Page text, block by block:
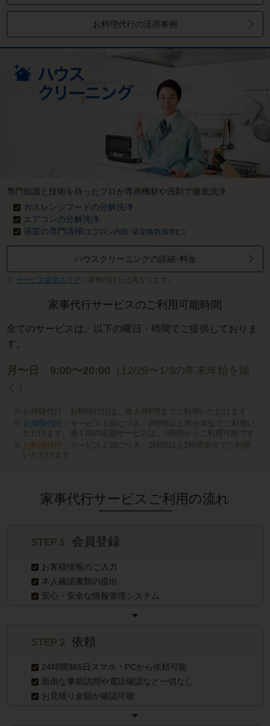
お料理代行の活用事例
専門知識と技術を持ったプロが専用機材や洗剤で徹底洗浄
ガスレンジフードの分解洗浄
エアコンの分解洗浄
浴室の専門清掃(エプロン内部･浴室換気扇含む)
ハウスクリーニングの詳細･料金
サービス提供エリア （家事代行とは異なります）
家事代行サービスのご利用可能時間
全てのサービスは、以下の曜日・時間でご提供しておりま
す。
月〜日 9:00〜20:00 （12/29〜1/3の年末年始を除
く）
お掃除代行・お料理代行は、最大4時間までご利用いただけます
お掃除代行 ：サービス１回につき、2時間以上30分単位でご利用い
ただけます。週１回の定期サービスは、1時間からご利用可能です
お料理代行 ：サービス１回につき、3時間以上1時間単位でご利用
いただけます
家事代行サービスご利用の流れ
STEP１ 会員登録
お客様情報のご入力
本人確認書類の提出
安心・安全な情報管理システム
STEP２依頼
24時間365日スマホ・PCから依頼可能
面倒な事前訪問や電話確認など一切なし
お見積り金額が確認可能